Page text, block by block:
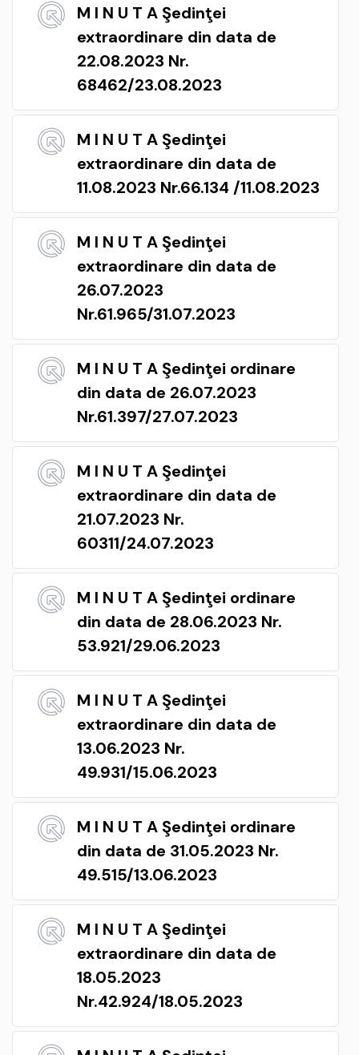
M I N U T A Şedinţei
extraordinare din data de
22.08.2023 Nr.
68462/23.08.2023
M I N U T A Şedinţei
extraordinare din data de
11.08.2023 Nr.66.134 /11.08.2023
M I N U T A Şedinţei
extraordinare din data de
26.07.2023
Nr.61.965/31.07.2023
M I N U T A Şedinţei ordinare
din data de 26.07.2023
Nr.61.397/27.07.2023
M I N U T A Şedinţei
extraordinare din data de
21.07.2023 Nr.
60311/24.07.2023
M I N U T A Şedinţei ordinare
din data de 28.06.2023 Nr.
53.921/29.06.2023
M I N U T A Şedinţei
extraordinare din data de
13.06.2023 Nr.
49.931/15.06.2023
M I N U T A Şedinţei ordinare
din data de 31.05.2023 Nr.
49.515/13.06.2023
M I N U T A Şedinţei
extraordinare din data de
18.05.2023
Nr.42.924/18.05.2023